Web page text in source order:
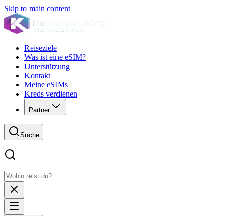
Skip to main content
Reiseziele
Was ist eine eSIM?
Unterstützung
Kontakt
Meine eSIMs
Kreds verdienen
Partner
Suche